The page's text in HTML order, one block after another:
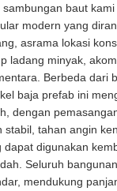
baut kami
modern yang
asrama lokasi
ladang minyak,
Berbeda dari
baja prefab ini
dengan
stabil, tahan angin
dapat digunakan
Seluruh
mendukung